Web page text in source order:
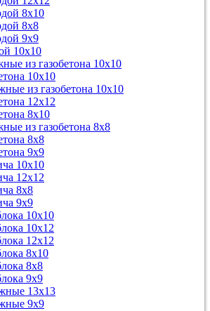
8х10
8х8
9х9
10х10
из газобетона 10х10
10х10
из газобетона 10х10
12х12
8х10
из газобетона 8х8
8х8
9х9
10х10
12х12
8х8
9х9
10х10
10х12
12х12
8х10
8х8
9х9
13х13
9х9